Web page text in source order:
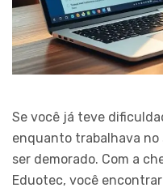
Se você já teve
enquanto trabalhava no
ser demorado. Com a
Eduotec, você